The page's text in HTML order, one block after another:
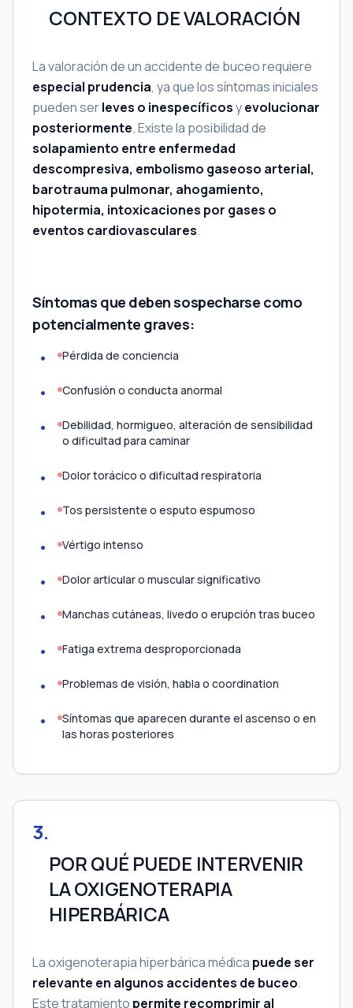
CONTEXTO DE VALORACIÓN
La valoración de un accidente de buceo requiere
especial prudencia, ya que los síntomas iniciales
pueden serleves o inespecíficosyevolucionar
posteriormente. Existe la posibilidad de
solapamiento entre enfermedad
descompresiva, embolismo gaseoso arterial,
barotrauma pulmonar, ahogamiento,
hipotermia, intoxicaciones por gases o
eventos cardiovasculares.
Síntomas que deben sospecharse como
potencialmente graves:
Pérdida de conciencia
Confusión o conducta anormal
Debilidad, hormigueo, alteración de sensibilidad
o dificultad para caminar
Dolor torácico o dificultad respiratoria
Tos persistente o esputo espumoso
Vértigo intenso
Dolor articular o muscular significativo
Manchas cutáneas, livedo o erupción tras buceo
Fatiga extrema desproporcionada
Problemas de visión, habla o coordination
Síntomas que aparecen durante el ascenso o en
las horas posteriores
3.
POR QUÉ PUEDE INTERVENIR
LA OXIGENOTERAPIA
HIPERBÁRICA
La oxigenoterapia hiperbárica médica puede ser
relevante en algunos accidentes de buceo.
Este tratamiento permite recomprimir al